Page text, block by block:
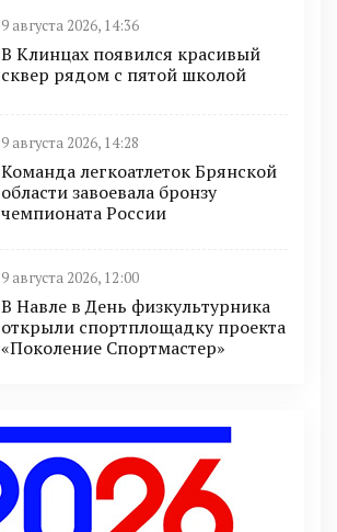
9 августа 2026, 14:36
В Клинцах появился красивый
сквер рядом с пятой школой
9 августа 2026, 14:28
Команда легкоатлеток Брянской
области завоевала бронзу
чемпионата России
9 августа 2026, 12:00
В Навле в День физкультурника
открыли спортплощадку проекта
«Поколение Спортмастер»